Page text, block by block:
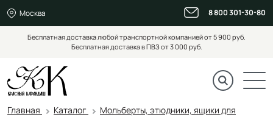
Москва 8 800 301-30-80
Бесплатная доставка любой транспортной компанией от 5 900 руб.
Бесплатная доставка в ПВЗ от 3 000 руб.
Главная Каталог
Мольберты, этюдники, ящики для